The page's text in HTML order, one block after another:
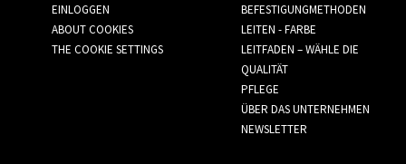
EINLOGGEN
ABOUT COOKIES
THE COOKIE SETTINGS
BEFESTIGUNGMETHODEN
LEITEN - FARBE
LEITFADEN – WÄHLE DIE
QUALITÄT
PFLEGE
ÜBER DAS UNTERNEHMEN
NEWSLETTER